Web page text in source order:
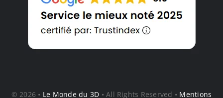
© 2026 • Le Monde du 3D • All Rights Reserved • Mentions